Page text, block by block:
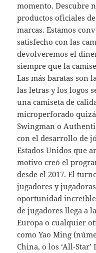
momento. Descubre
productos oficiales
marcas. Estamos
satisfecho con las
devolveremos el
siempre que la
Las más baratas son
las letras y los logos
una camiseta de
microperforado quizá
Swingman o
con el desarrollo de
Estados Unidos que
motivo creó el
desde el 2017. El
jugadores y
oportunidad
de jugadores llega a
Europa o cualquier
como Yao Ming
China, o los ‘All-